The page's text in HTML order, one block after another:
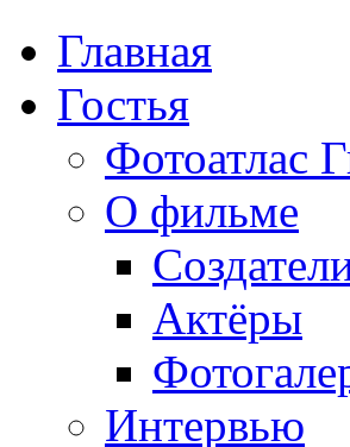
Главная
Гостья
Фотоатлас
О фильме
Актёры
Интервью